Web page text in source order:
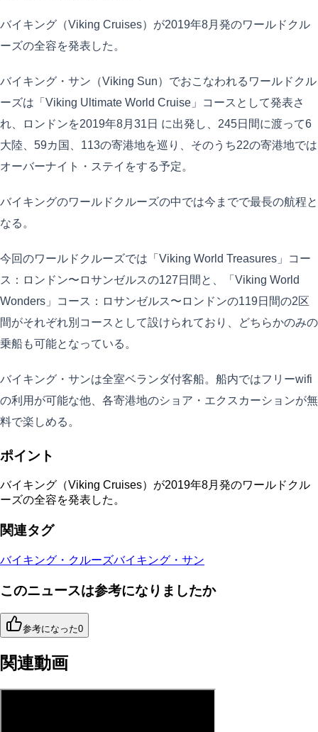
バイキング（Viking Cruises）が2019年8月発のワールドクル
ーズの全容を発表した。
バイキング・サン（Viking Sun）でおこなわれるワールドクル
ーズは「Viking Ultimate World Cruise」コースとして発表さ
れ、ロンドンを2019年8月31日 に出発し、245日間に渡って6
大陸、59カ国、113の寄港地を巡り、そのうち22の寄港地では
オーバーナイト・ステイをする予定。
バイキングのワールドクルーズの中では今までで最長の航程と
なる。
今回のワールドクルーズでは「Viking World Treasures」コー
ス：ロンドン〜ロサンゼルスの127日間と、「Viking World
Wonders」コース：ロサンゼルス〜ロンドンの119日間の2区
間がそれぞれ別コースとして設けられており、どちらかのみの
乗船も可能となっている。
バイキング・サンは全室ベランダ付客船。船内ではフリーwifi
の利用が可能な他、各寄港地のショア・エクスカーションが無
料で楽しめる。
ポイント
バイキング（Viking Cruises）が2019年8月発のワールドクル
ーズの全容を発表した。
関連タグ
バイキング・クルーズバイキング・サン
このニュースは参考になりましたか
参考になった0
関連動画